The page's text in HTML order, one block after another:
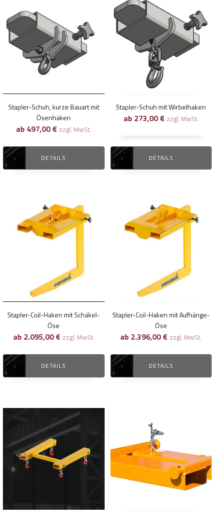
Stapler-Schuh, kurze Bauart mit
Ösenhaken
ab 497,00€ zzgl. MwSt.
DETAILS
Produkt
weist
mehrere
Varianten
können
gewählt
werden
Stapler-Schuh mit Wirbelhaken
ab 273,00€ zzgl. MwSt.
DETAILS
Produkt
weist
mehrere
Varianten
können
gewählt
werden
Stapler-Coil-Haken mit Schäkel-
Öse
ab 2.095,00€ zzgl. MwSt.
DETAILS
Produkt
weist
Optionen
können
gewählt
werden
Stapler-Coil-Haken mit Aufhänge-
Öse
ab 2.396,00€ zzgl. MwSt.
DETAILS
Produkt
weist
Optionen
können
der
gewählt
werden